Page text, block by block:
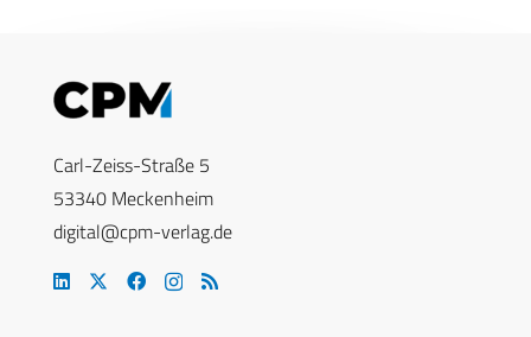
Carl-Zeiss-Straße 5
53340 Meckenheim
digital@cpm-verlag.de